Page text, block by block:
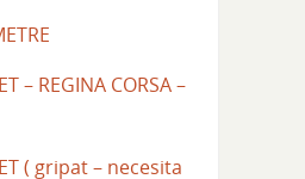
– REGINA CORSA –
( gripat – necesita